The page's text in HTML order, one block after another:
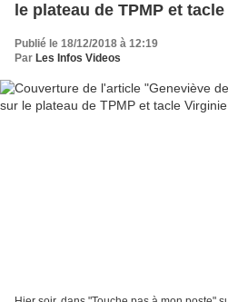
le plateau de TPMP et
Publié le 18/12/2018 à 12:19
Par Les Infos Videos